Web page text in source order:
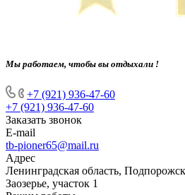
Мы работаем, чтобы вы отдыхали !
+7 (921) 936-47-60
+7 (921) 936-47-60
Заказать звонок
E-mail
tb-pioner65@mail.ru
Адрес
Ленинградская область,
Заозерье, участок 1